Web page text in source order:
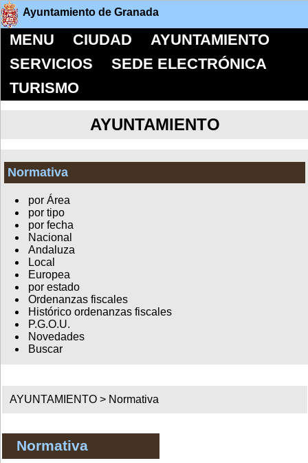
Ayuntamiento de Granada
MENU CIUDAD
AYUNTAMIENTO
SERVICIOS
SEDE ELECTRÓNICA
TURISMO
AYUNTAMIENTO
Normativa
por Área
por tipo
por fecha
Nacional
Andaluza
Local
Europea
por estado
Ordenanzas fiscales
Histórico ordenanzas fiscales
P.G.O.U.
Novedades
Buscar
AYUNTAMIENTO > Normativa
Normativa